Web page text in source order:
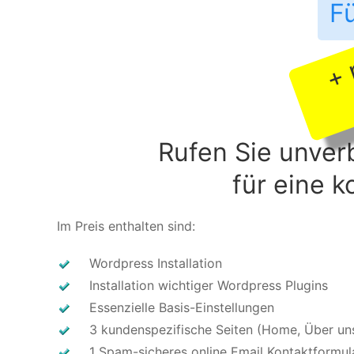
Rufen Sie
für eine
Im Preis enthalten sind:
Wordpress Installation
Installation wichtiger Wordpress Plugins
Essenzielle Basis-Einstellungen
3 kundenspezifische Seiten (Home, Über